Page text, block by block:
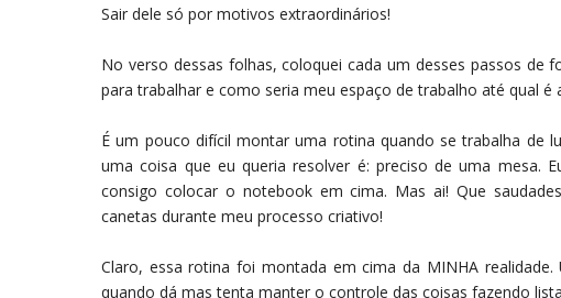
Sair dele só por motivos extraordinários!
No verso dessas folhas, coloquei cada um desses passos de
para trabalhar e como seria meu espaço de trabalho até qual é
É um pouco difícil montar uma rotina quando se trabalha de
uma coisa que eu queria resolver é: preciso de uma mesa.
consigo colocar o notebook em cima. Mas ai! Que
canetas durante meu processo criativo!
Claro, essa rotina foi montada em cima da MINHA
quando dá mas tenta manter o controle das coisas fazendo